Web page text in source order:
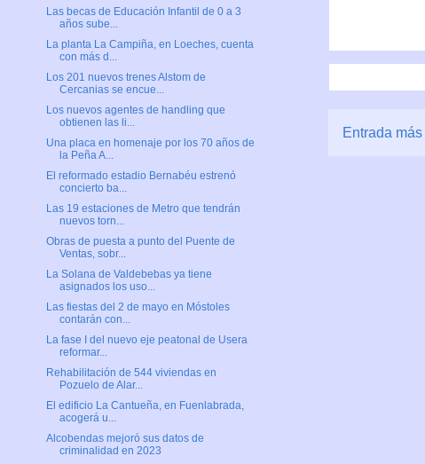
Entrada
Las becas de Educación Infantil de 0 a 3
años sube...
La planta La Campiña, en Loeches, cuenta
con más d...
Los 201 nuevos trenes Alstom de
Cercanias se encue...
Los nuevos agentes de handling que
obtienen las li...
Una placa en homenaje por los 70 años de
la Peña A...
El reformado estadio Bernabéu estrenó
concierto ba...
Las 19 estaciones de Metro que tendrán
nuevos torn...
Obras de puesta a punto del Puente de
Ventas, sobr...
La Solana de Valdebebas ya tiene
asignados los uso...
Las fiestas del 2 de mayo en Móstoles
contarán con...
La fase I del nuevo eje peatonal de Usera
reformar...
Rehabilitación de 544 viviendas en
Pozuelo de Alar...
El edificio La Cantueña, en Fuenlabrada,
acogerá u...
Alcobendas mejoró sus datos de
criminalidad en 2023